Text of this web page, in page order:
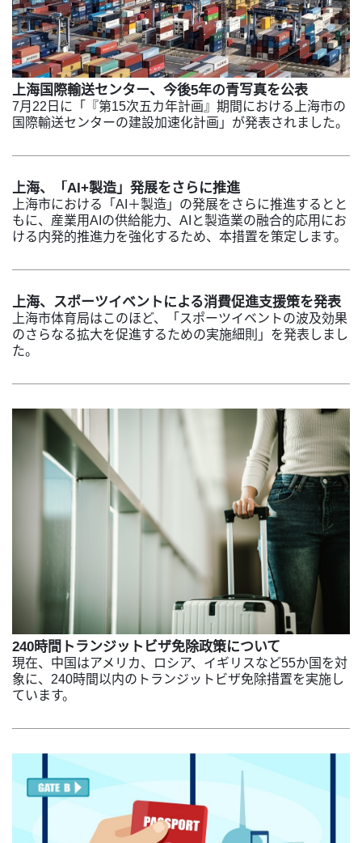
上海国際輸送センター、今後5年の青写真を公表
7月22日に「『第15次五カ年計画』期間における上海市の
国際輸送センターの建設加速化計画」が発表されました。
上海、「AI+製造」発展をさらに推進
上海市における「AI＋製造」の発展をさらに推進するとと
もに、産業用AIの供給能力、AIと製造業の融合的応用にお
ける内発的推進力を強化するため、本措置を策定します。
上海、スポーツイベントによる消費促進支援策を発表
上海市体育局はこのほど、「スポーツイベントの波及効果
のさらなる拡大を促進するための実施細則」を発表しまし
た。
240時間トランジットビザ免除政策について
現在、中国はアメリカ、ロシア、イギリスなど55か国を対
象に、240時間以内のトランジットビザ免除措置を実施し
ています。